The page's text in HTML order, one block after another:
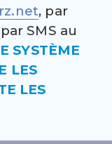
, par
SMS au
SYSTÈME
LES
LES